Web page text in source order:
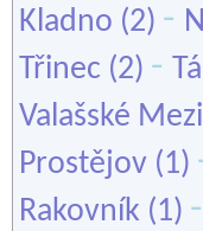
Kladno (2) -
Třinec (2) -
Valašské
Prostějov (1)
Rakovník (1) -